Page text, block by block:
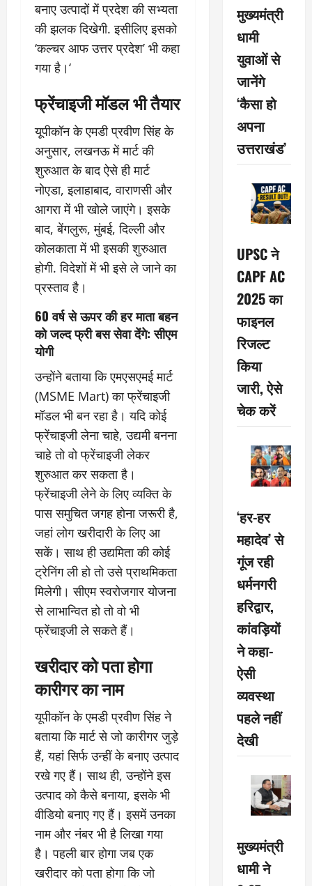
बनाए उत्पादों में प्रदेश की सभ्यता
की झलक दिखेगी. इसीलिए इसको
‘कल्चर आफ उत्तर प्रदेश’ भी कहा
गया है।‘
फ्रेंचाइजी मॉडल भी तैयार
यूपीकॉन के एमडी प्रवीण सिंह के
अनुसार, लखनऊ में मार्ट की
शुरुआत के बाद ऐसे ही मार्ट
नोएडा, इलाहाबाद, वाराणसी और
आगरा में भी खोले जाएंगे। इसके
बाद, बेंगलुरू, मुंबई, दिल्ली और
कोलकाता में भी इसकी शुरुआत
होगी. विदेशों में भी इसे ले जाने का
प्रस्ताव है।
60 वर्ष से ऊपर की हर माता बहन
को जल्द फ्री बस सेवा देंगे: सीएम
योगी
उन्होंने बताया कि एमएसएमई मार्ट
(MSME Mart) का फ्रेंचाइजी
मॉडल भी बन रहा है। यदि कोई
फ्रेंचाइजी लेना चाहे, उद्यमी बनना
चाहे तो वो फ्रेंचाइजी लेकर
शुरुआत कर सकता है।
फ्रेंचाइजी लेने के लिए व्यक्ति के
पास समुचित जगह होना जरूरी है,
जहां लोग खरीदारी के लिए आ
सकें। साथ ही उद्यमिता की कोई
ट्रेनिंग ली हो तो उसे प्राथमिकता
मिलेगी। सीएम स्वरोजगार योजना
से लाभान्वित हो तो वो भी
फ्रेंचाइजी ले सकते हैं।
खरीदार को पता होगा
कारीगर का नाम
यूपीकॉन के एमडी प्रवीण सिंह ने
बताया कि मार्ट से जो कारीगर जुड़े
हैं, यहां सिर्फ उन्हीं के बनाए उत्पाद
रखे गए हैं। साथ ही, उन्होंने इस
उत्पाद को कैसे बनाया, इसके भी
वीडियो बनाए गए हैं। इसमें उनका
नाम और नंबर भी है लिखा गया
है। पहली बार होगा जब एक
खरीदार को पता होगा कि जो
मुख्यमंत्री
धामी
युवाओं से
जानेंगे
‘कैसा हो
अपना
उत्तराखंड’
UPSC ने
CAPF AC
2025 का
फाइनल
रिजल्ट
किया
जारी, ऐसे
चेक करें
‘हर-हर
महादेव’ से
गूंज रही
धर्मनगरी
हरिद्वार,
कांवड़ियों
ने कहा-
ऐसी
व्यवस्था
पहले नहीं
देखी
मुख्यमंत्री
धामी ने